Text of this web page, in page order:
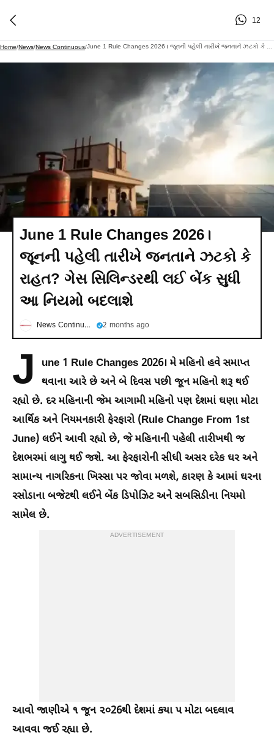
12
Home/News/News Continuous/
June 1 Rule Changes 2026।
જૂનની પહેલી તારીખે જનતાને ઝટકો કે
રાહત? ગેસ સિલિન્ડરથી લઈ બેંક સુધી
આ નિયમો બદલાશે
News Continuous 2 months ago
J
une 1 Rule Changes 2026। મે મહિનો હવે સમાપ્ત
થવાના આરે છે અને બે દિવસ પછી જૂન મહિનો શરૂ થઈ
રહ્યો છે. દર મહિનાની જેમ આગામી મહિનો પણ દેશમાં ઘણા મોટા
આર્થિક અને નિયમનકારી ફેરફારો (Rule Change From 1st
June) લઈને આવી રહ્યો છે, જે મહિનાની પહેલી તારીખથી જ
દેશભરમાં લાગુ થઈ જશે. આ ફેરફારોની સીધી અસર દરેક ઘર અને
સામાન્ય નાગરિકના ખિસ્સા પર જોવા મળશે, કારણ કે આમાં ઘરના
રસોડાના બજેટથી લઈને બેંક ડિપોઝિટ અને સબસિડીના નિયમો
સામેલ છે.
ADVERTISEMENT
આવો જાણીએ ૧ જૂન ૨૦26થી દેશમાં કયા ૫ મોટા બદલાવ
આવવા જઈ રહ્યા છે.